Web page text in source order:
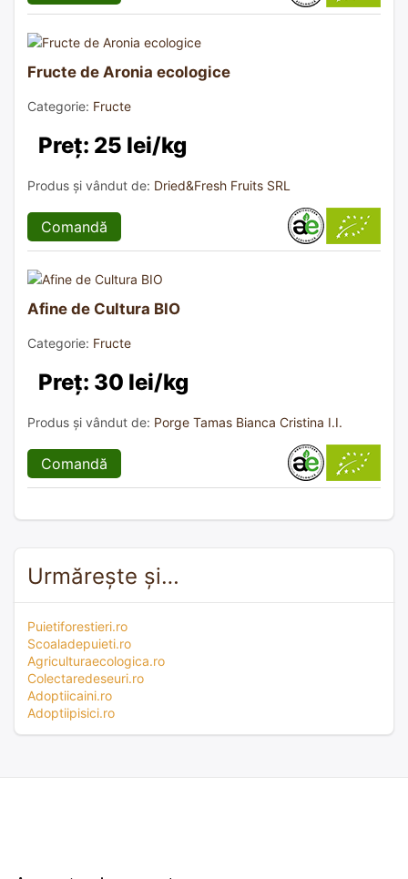
Fructe de Aronia ecologice
Categorie: Fructe
Preț: 25 lei/kg
Produs și vândut de: Dried&Fresh Fruits SRL
Comandă
Afine de Cultura BIO
Categorie: Fructe
Preț: 30 lei/kg
Produs și vândut de: Porge Tamas Bianca Cristina I.I.
Comandă
Urmărește și…
Puietiforestieri.ro
Scoaladepuieti.ro
Agriculturaecologica.ro
Colectaredeseuri.ro
Adoptiicaini.ro
Adoptiipisici.ro